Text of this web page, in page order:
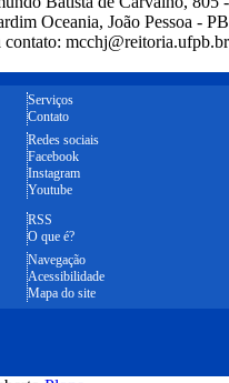
Oceania, João Pessoa - PB
contato: mcchj@reitoria.ufpb.br
Serviços
Contato
Redes sociais
Facebook
Instagram
Youtube
RSS
O que é?
Navegação
Acessibilidade
Mapa do site